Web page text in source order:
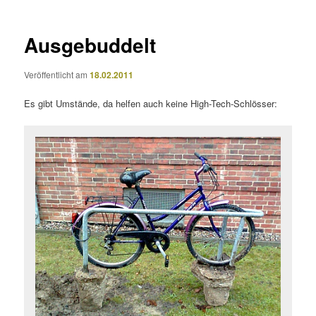
Ausgebuddelt
Veröffentlicht am18.02.2011
Es gibt Umstände, da helfen auch keine High-Tech-Schlösser: